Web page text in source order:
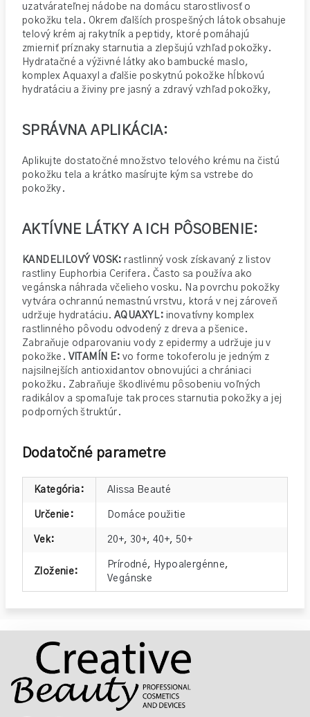
uzatvárateľnej nádobe na domácu starostlivosť o
pokožku tela. Okrem ďalších prospešných látok obsahuje
telový krém aj rakytník a peptidy, ktoré pomáhajú
zmierniť príznaky starnutia a zlepšujú vzhľad pokožky.
Hydratačné a výživné látky ako bambucké maslo,
komplex Aquaxyl a ďalšie poskytnú pokožke hĺbkovú
hydratáciu a živiny pre jasný a zdravý vzhľad pokožky,
SPRÁVNA APLIKÁCIA:
Aplikujte dostatočné množstvo telového krému na čistú
pokožku tela a krátko masírujte kým sa vstrebe do
pokožky.
AKTÍVNE LÁTKY A ICH PÔSOBENIE:
KANDELILOVÝ VOSK: rastlinný vosk získavaný z listov
rastliny Euphorbia Cerifera. Často sa používa ako
vegánska náhrada včelieho vosku. Na povrchu pokožky
vytvára ochrannú nemastnú vrstvu, ktorá v nej zároveň
udržuje hydratáciu. AQUAXYL: inovatívny komplex
rastlinného pôvodu odvodený z dreva a pšenice.
Zabraňuje odparovaniu vody z epidermy a udržuje ju v
pokožke. VITAMÍN E: vo forme tokoferolu je jedným z
najsilnejších antioxidantov obnovujúci a chrániaci
pokožku. Zabraňuje škodlivému pôsobeniu voľných
radikálov a spomaľuje tak proces starnutia pokožky a jej
podporných štruktúr.
Dodatočné parametre
Kategória : Alissa Beauté
Určenie : Domáce použitie
Vek: 20+, 30+,40+, 50+
Zloženie:
Prírodné, Hypoalergénne,
Vegánske